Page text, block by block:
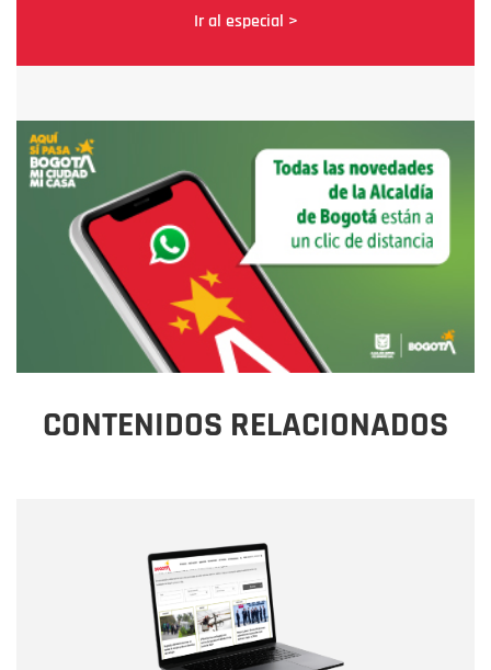
Ir al especial >
CONTENIDOS RELACIONADOS
Correo electrónico